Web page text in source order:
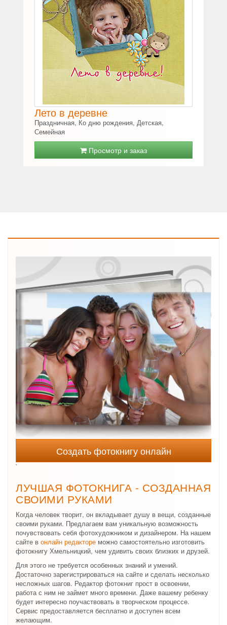
Лето в деревне
Праздничная, Ко дню рождения, Детская,
Семейная
Просмотр и заказ
Создать фотокнигу онлайн
`
ЛУЧШАЯ ФОТОКНИГА - СОЗДАННАЯ
СВОИМИ РУКАМИ
Когда человек творит, он вкладывает душу в вещи, созданные
своими руками. Предлагаем вам уникальную возможность
почувствовать себя фотохудожником и дизайнером. На нашем
сайте в онлайн редакторе можно самостоятельно изготовить
фотокнигу Хмельницкий, чем удивить своих близких и друзей.
Для этого не требуется особенных знаний и умений.
Достаточно зарегистрироваться на сайте и сделать несколько
несложных шагов. Редактор фотокниг прост в освоении,
работа с ним не займет много времени. Даже вашему ребенку
будет интересно поучаствовать в творческом процессе.
Сервис предоставляется бесплатно и доступен всем
желающим.